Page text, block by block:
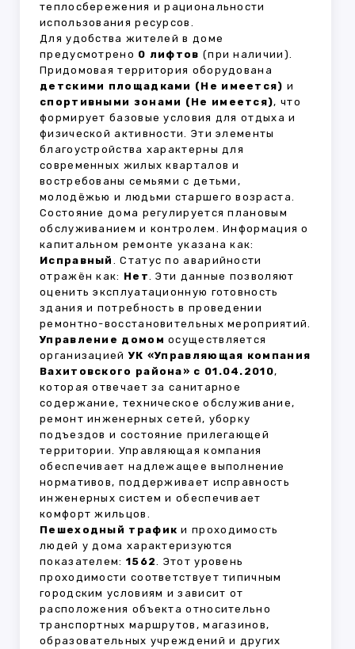
теплосбережения и рациональности
использования ресурсов.
Для удобства жителей в доме
предусмотрено 0 лифтов (при наличии).
Придомовая территория оборудована
детскими площадками (Не имеется) и
спортивными зонами (Не имеется), что
формирует базовые условия для отдыха и
физической активности. Эти элементы
благоустройства характерны для
современных жилых кварталов и
востребованы семьями с детьми,
молодёжью и людьми старшего возраста.
Состояние дома регулируется плановым
обслуживанием и контролем. Информация о
капитальном ремонте указана как:
Исправный . Статус по аварийности
отражён как: Нет. Эти данные позволяют
оценить эксплуатационную готовность
здания и потребность в проведении
ремонтно-восстановительных мероприятий.
Управление домом осуществляется
организациейУК «Управляющая компания
Вахитовского района» с 01.04.2010,
которая отвечает за санитарное
содержание, техническое обслуживание,
ремонт инженерных сетей, уборку
подъездов и состояние прилегающей
территории. Управляющая компания
обеспечивает надлежащее выполнение
нормативов, поддерживает исправность
инженерных систем и обеспечивает
комфорт жильцов.
Пешеходный трафик и проходимость
людей у дома характеризуются
показателем: 1562. Этот уровень
проходимости соответствует типичным
городским условиям и зависит от
расположения объекта относительно
транспортных маршрутов, магазинов,
образовательных учреждений и других